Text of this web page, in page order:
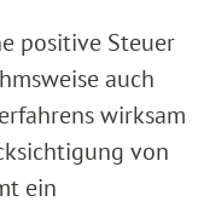
positive Steuer
auch
wirksam
von
ein